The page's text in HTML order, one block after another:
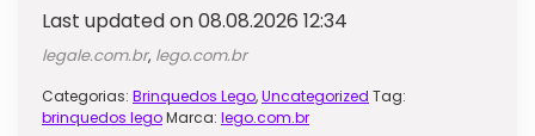
Last updated on 08.08.2026 12:34
legale.com.br, lego.com.br
Categorias: Brinquedos Lego,Uncategorized Tag:
brinquedos legoMarca: lego.com.br